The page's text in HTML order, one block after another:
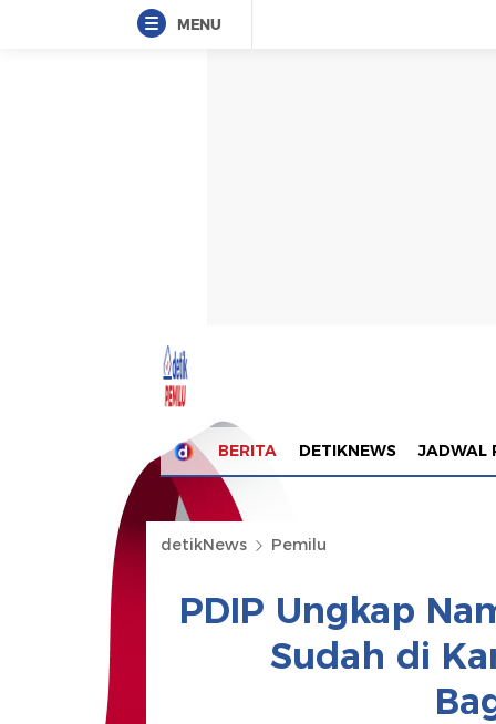
MENU
BERITA DETIKNEWS JADWAL
detikNews Pemilu
PDIP Ungkap
Sudah di